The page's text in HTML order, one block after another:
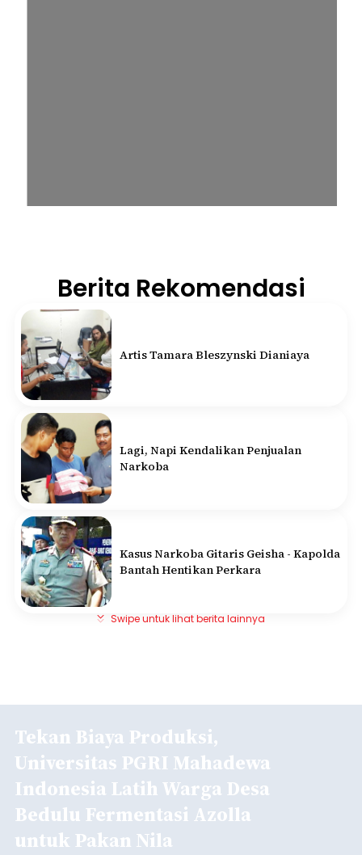
Berita Rekomendasi
Artis Tamara Bleszynski Dianiaya
Lagi, Napi Kendalikan Penjualan
Narkoba
Kasus Narkoba Gitaris Geisha - Kapolda
Bantah Hentikan Perkara
Swipe untuk lihat berita lainnya
Tekan Biaya Produksi,
Universitas PGRI Mahadewa
Indonesia Latih Warga Desa
Bedulu Fermentasi Azolla
untuk Pakan Nila